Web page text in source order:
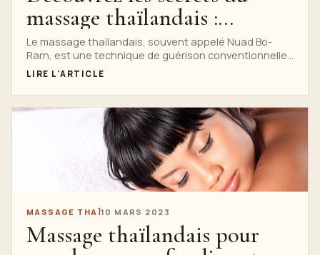
massage thaïlandais :
techniques de guérison
anciennes
Le massage thaïlandais, souvent appelé Nuad Bo-
Rarn, est une technique de guérison conventionnelle
qui a été pratiquée...
LIRE L'ARTICLE
MASSAGE THAÏ10 MARS 2023
Massage thaïlandais pour